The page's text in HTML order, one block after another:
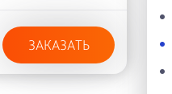
ЗАКАЗАТЬ